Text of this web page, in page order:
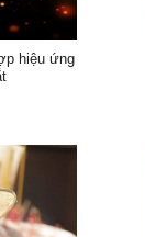
hiệu ứng